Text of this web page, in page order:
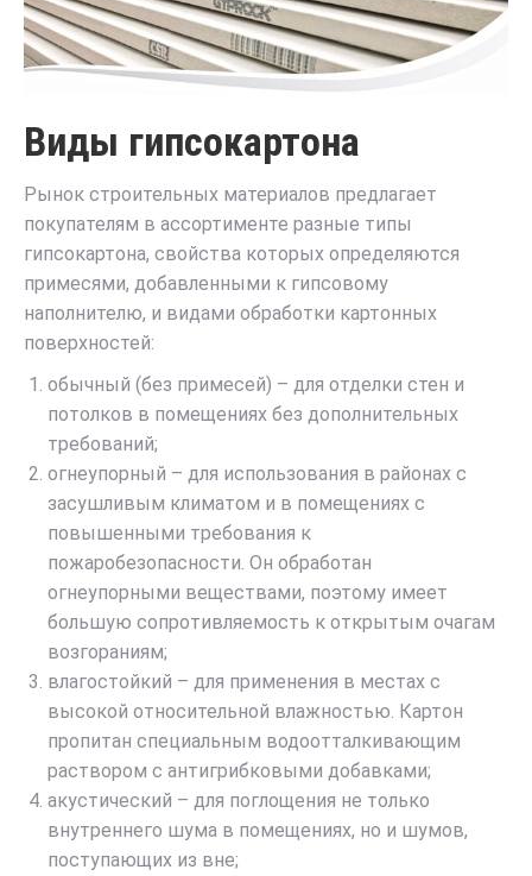
Виды гипсокартона
Рынок строительных материалов предлагает
покупателям в ассортименте разные типы
гипсокартона, свойства которых определяются
примесями, добавленными к гипсовому
наполнителю, и видами обработки картонных
поверхностей:
обычный (без примесей) – для отделки стен и
потолков в помещениях без дополнительных
требований;
огнеупорный – для использования в районах с
засушливым климатом и в помещениях с
повышенными требования к
пожаробезопасности. Он обработан
огнеупорными веществами, поэтому имеет
большую сопротивляемость к открытым очагам
возгораниям;
влагостойкий – для применения в местах с
высокой относительной влажностью. Картон
пропитан специальным водоотталкивающим
раствором с антигрибковыми добавками;
акустический – для поглощения не только
внутреннего шума в помещениях, но и шумов,
поступающих из вне;